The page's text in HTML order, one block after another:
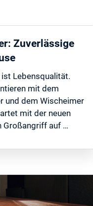
Zuverlässige
ist Lebensqualität.
mit dem
und dem Wischeimer
mit der neuen
Großangriff auf …